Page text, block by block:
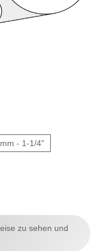
- 1-1/4"
zu sehen und